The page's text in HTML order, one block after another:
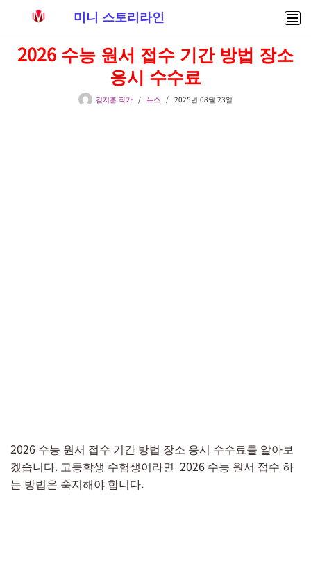
텐
미니 스토리라인
2026 수능 원서 접수 기간 방법 장소
응시 수수료
김지훈 작가 뉴스 2025년 08월 23일
2026 수능 원서 접수 기간 방법 장소 응시 수수료를 알아보
겠습니다. 고등학생 수험생이라면 2026 수능 원서 접수 하
는 방법은 숙지해야 합니다.